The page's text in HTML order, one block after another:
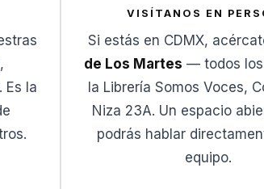
Es la
VISÍTANOS EN
Si estás en CDMX,
de Los Martes — todos
la Librería Somos Voces,
Niza 23A. Un espacio
podrás hablar
equipo.